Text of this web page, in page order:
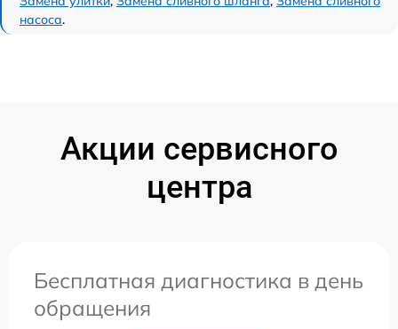
насоса.
Акции сервисного
центра
Бесплатная диагностика в день
обращения